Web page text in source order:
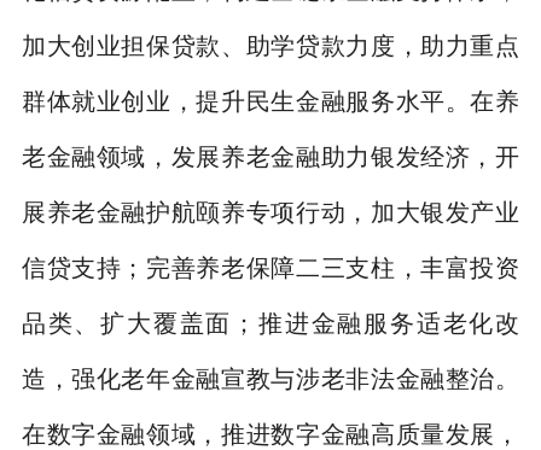
加大创业担保贷款、助学贷款力度，助力重点
群体就业创业，提升民生金融服务水平。在养
老金融领域，发展养老金融助力银发经济，开
展养老金融护航颐养专项行动，加大银发产业
信贷支持；完善养老保障二三支柱，丰富投资
品类、扩大覆盖面；推进金融服务适老化改
造，强化老年金融宣教与涉老非法金融整治。
在数字金融领域，推进数字金融高质量发展，